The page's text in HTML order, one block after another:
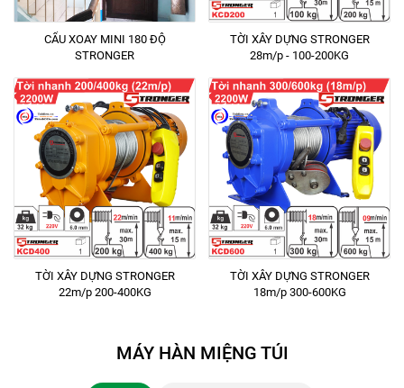
CẨU XOAY MINI 180 ĐỘ
STRONGER
TỜI XÂY DỰNG STRONGER
28m/p - 100-200KG
TỜI XÂY DỰNG STRONGER
22m/p 200-400KG
TỜI XÂY DỰNG STRONGER
18m/p 300-600KG
MÁY HÀN MIỆNG TÚI